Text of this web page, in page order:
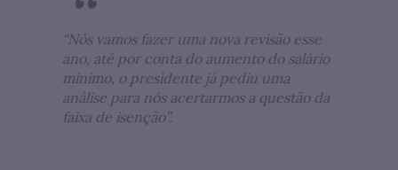
“Nós vamos fazer uma nova revisão esse
ano, até por conta do aumento do salário
mínimo, o presidente já pediu uma
análise para nós acertarmos a questão da
faixa de isenção”.